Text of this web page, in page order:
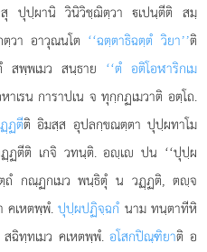
สุ ปุปฺผานิ วินิวิชฺฌิตฺวา เปนฺตีติ สมฺ
วา อาวุณนโต ‘‘ฉตฺตาธิฉตฺตํ วิยา’’ติ
สพฺพเมว สนฺธาย ‘‘ตํ อติโอฬาริกเม
เรน การาปเน จ ทุกฺกฏเมวาติ อตฺโถ.
ฏตีติ อิมสฺส อุปลกฺขณตฺตา ปุปฺผทาโม
ฏตีติ เกจิ วทนฺติ. อฺเ ปน ‘‘ปุปฺผ
ถํ กณฺฏกเมว พนฺธิตุํ น วฏฺฏติ, ตฺจ
คเหตพฺพํ.ปุปฺผปฏิจฺฉกํ นาม ทนฺตาทีหิ
ฉิทฺทเมว คเหตพฺพํ.อโสกปิณฺฑิยาติ อ